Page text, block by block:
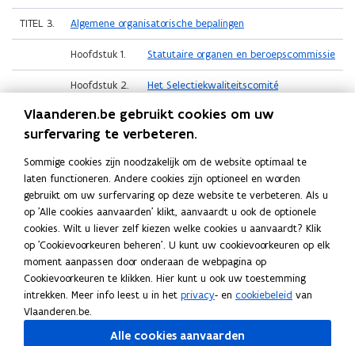
TITEL 3. Algemene organisatorische bepalingen
Hoofdstuk 1. Statutaire organen en beroepscommissie
Hoofdstuk 2. Het Selectiekwaliteitscomité
TITEL 4. Overgangs- en opheffingsbepalingen
Deel deze pagina
L
i
n
k
e
d
i
K
o
p
i
e
e
r
Vragen?
Heb je nog vragen? Op deze pagina lees je bij wie je
terechtkunt.
Vlaanderen.be gebruikt cookies om uw
surfervaring te verbeteren.
Sommige cookies zijn noodzakelijk om de website optimaal te
laten functioneren. Andere cookies zijn optioneel en worden
gebruikt om uw surfervaring op deze website te verbeteren. Als u
op 'Alle cookies aanvaarden' klikt, aanvaardt u ook de optionele
cookies. Wilt u liever zelf kiezen welke cookies u aanvaardt? Klik
op 'Cookievoorkeuren beheren'. U kunt uw cookievoorkeuren op elk
moment aanpassen door onderaan de webpagina op
Cookievoorkeuren te klikken. Hier kunt u ook uw toestemming
intrekken. Meer info leest u in het privacy- en cookiebeleid van
Vlaanderen.be.
Alle cookies aanvaarden